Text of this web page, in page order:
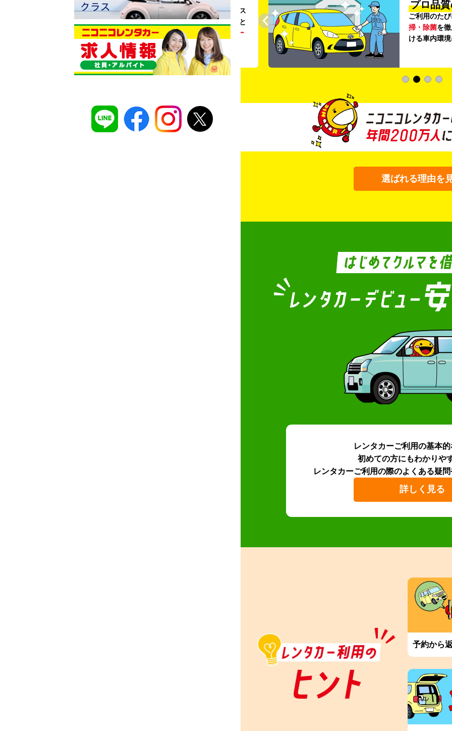
安さのヒミツは、ムダのない仕組み。ガソリンス
タンドや整備工場の既存インフラを活用すること
でコストを削減し、12時間2,525円～という
リー
ズナブルな価格を実現 しています。
プロ品
ご利用のた
掃・除菌を
ける車内環
選ばれる理由を
レンタカーご利用の基本
初めての方にもわかりや
レンタカーご利用の際のよくある疑問
詳しく見る
予約から